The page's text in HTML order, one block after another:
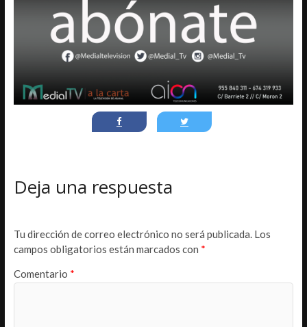
Deja una respuesta
Tu dirección de correo electrónico no será publicada. Los
campos obligatorios están marcados con *
Comentario *